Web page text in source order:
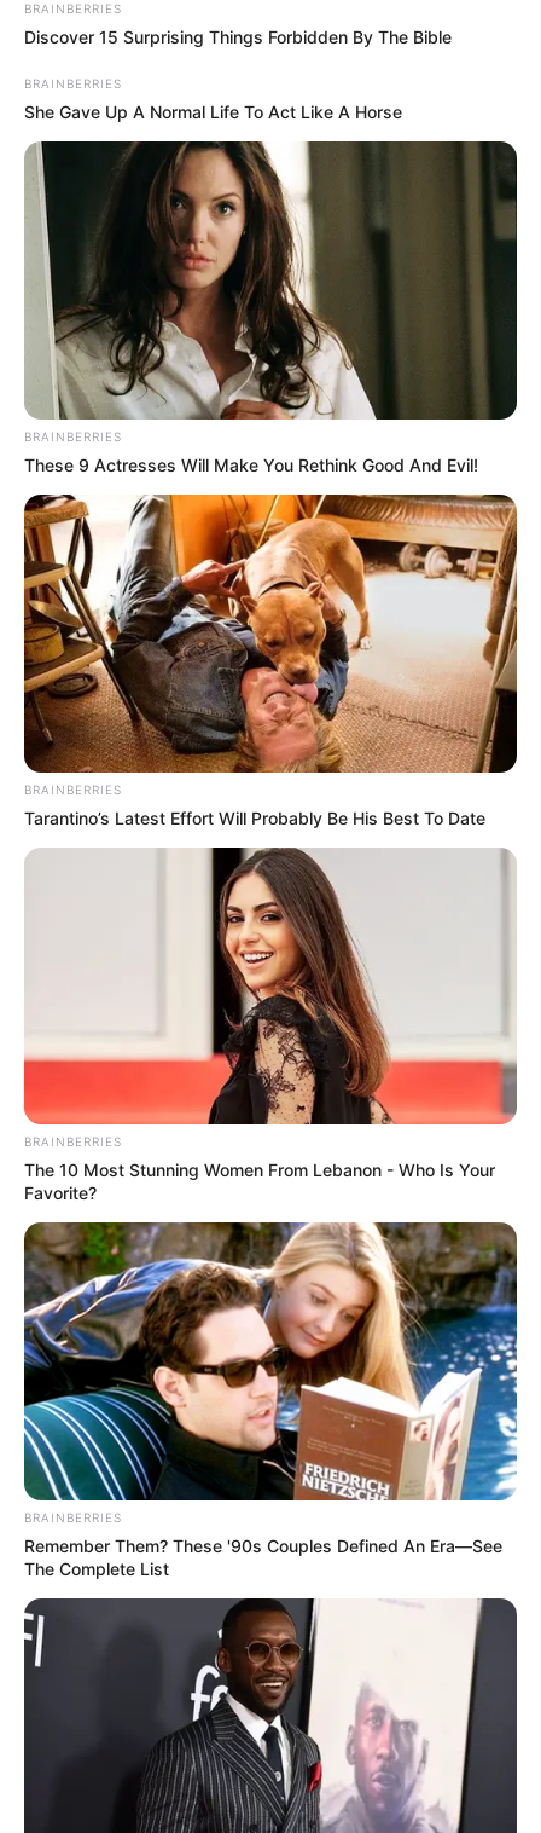
BRAINBERRIES
Discover 15 Surprising Things Forbidden By The Bible
BRAINBERRIES
She Gave Up A Normal Life To Act Like A Horse
BRAINBERRIES
These 9 Actresses Will Make You Rethink Good And Evil!
BRAINBERRIES
Tarantino’s Latest Effort Will Probably Be His Best To Date
BRAINBERRIES
The 10 Most Stunning Women From Lebanon - Who Is Your
Favorite?
BRAINBERRIES
Remember Them? These '90s Couples Defined An Era—See
The Complete List